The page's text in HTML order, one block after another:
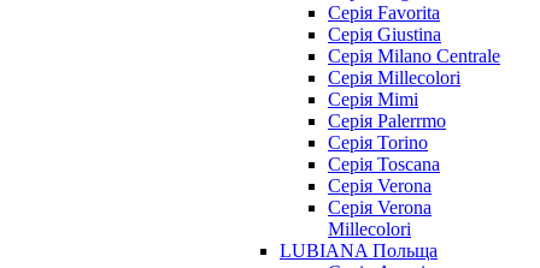
Серія Favorita
Серія Giustina
Серія Milano Centrale
Серія Millecolori
Серія Mimi
Серія Palerrmo
Серія Torino
Серія Toscana
Серія Verona
Серія Verona
Millecolori
LUBIANA Польща